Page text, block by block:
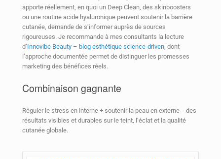
apporte réellement, en quoi un Deep Clean, des skinboosters
ou une routine acide hyaluronique peuvent soutenir la barrière
cutanée, demande de s’informer auprès de sources
rigoureuses. Je recommande à mes consultants la lecture
d’Innovibe Beauty – blog esthétique science-driven , dont
l’approche documentée permet de distinguer les promesses
marketing des bénéfices réels.
Combinaison gagnante
Réguler le stress en interne + soutenir la peau en externe = des
résultats visibles et durables sur le teint, l’éclat et la qualité
cutanée globale.